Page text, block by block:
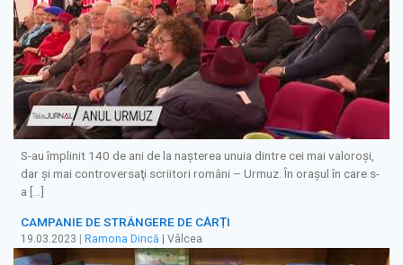
S-au împlinit 140 de ani de la naşterea unuia dintre cei mai valoroşi,
dar şi mai controversaţi scriitori români – Urmuz. În oraşul în care s-
a […]
CAMPANIE DE STRÂNGERE DE CĂRȚI
19.03.2023 Ramona Dincă | Vâlcea